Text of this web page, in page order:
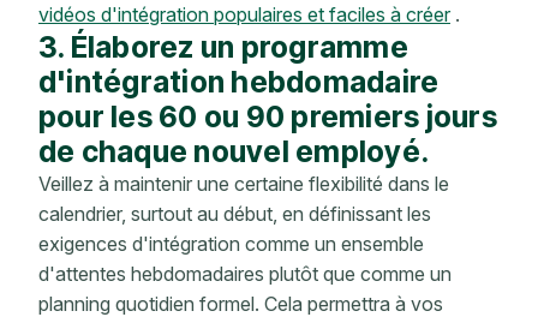
vidéos d'intégration populaires et faciles à créer.
3. Élaborez un programme
d'intégration hebdomadaire
pour les 60 ou 90 premiers jours
de chaque nouvel employé.
Veillez à maintenir une certaine flexibilité dans le
calendrier, surtout au début, en définissant les
exigences d'intégration comme un ensemble
d'attentes hebdomadaires plutôt que comme un
planning quotidien formel. Cela permettra à vos